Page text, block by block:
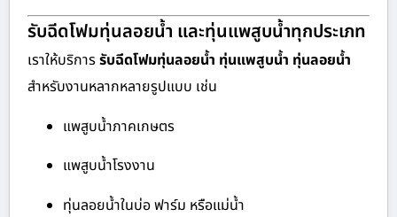
รับฉีดโฟมทุ่นลอยน้ำ และทุ่นแพสูบน้ำทุกประเภท
เราให้บริการรับฉีดโฟมทุ่นลอยน้ำ ทุ่นแพสูบน้ำ ทุ่นลอยน้ำ
สำหรับงานหลากหลายรูปแบบ เช่น
แพสูบน้ำภาคเกษตร
แพสูบน้ำโรงงาน
ทุ่นลอยน้ำในบ่อ ฟาร์ม หรือแม่น้ำ